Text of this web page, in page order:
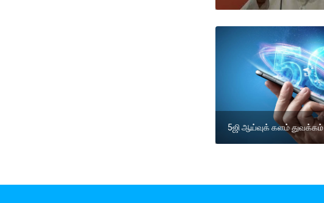
5ஜி ஆய்வுக் களம் துவக்கம்